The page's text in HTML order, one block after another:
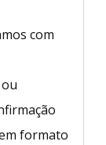
com
formato